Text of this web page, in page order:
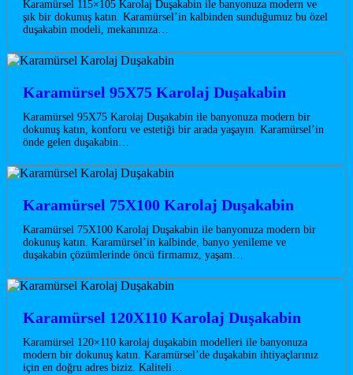
Karamürsel 115×105 Karolaj Duşakabin ile banyonuza modern ve
şık bir dokunuş katın. Karamürsel’in kalbinden sunduğumuz bu özel
duşakabin modeli, mekanınıza…
Karamürsel 95X75 Karolaj Duşakabin
Karamürsel 95X75 Karolaj Duşakabin ile banyonuza modern bir
dokunuş katın, konforu ve estetiği bir arada yaşayın. Karamürsel’in
önde gelen duşakabin…
Karamürsel 75X100 Karolaj Duşakabin
Karamürsel 75X100 Karolaj Duşakabin ile banyonuza modern bir
dokunuş katın. Karamürsel’in kalbinde, banyo yenileme ve
duşakabin çözümlerinde öncü firmamız, yaşam…
Karamürsel 120X110 Karolaj Duşakabin
Karamürsel 120×110 karolaj duşakabin modelleri ile banyonuza
modern bir dokunuş katın. Karamürsel’de duşakabin ihtiyaçlarınız
için en doğru adres biziz. Kaliteli…